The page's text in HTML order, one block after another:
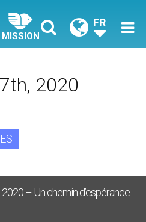
MISSION
FR
2020
– Un chemin d’espérance